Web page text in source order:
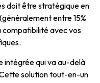
doit être stratégique en
entre 15%
avec vos
intégrée qui va au-delà
solution tout-en-un